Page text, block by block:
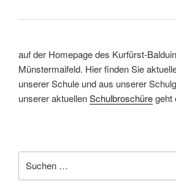
auf der Homepage des Kurfürst-
Münstermaifeld. Hier finden Sie
unserer Schule und aus unserer
unserer aktuellenSchulbroschüregeht
nach: